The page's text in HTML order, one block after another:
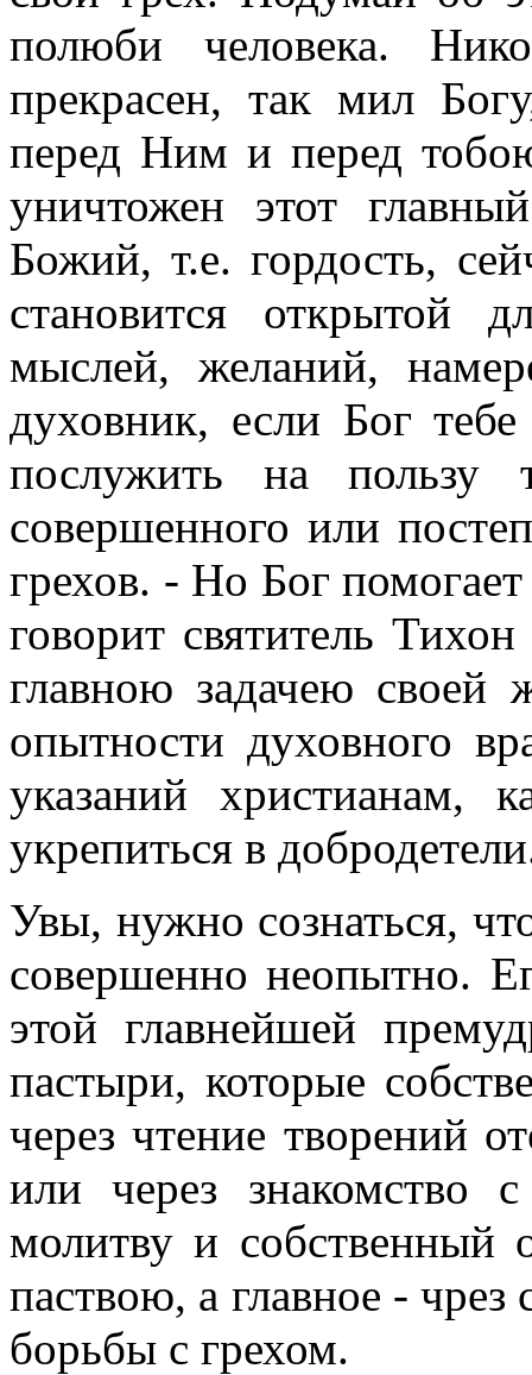
полюби человека.
прекрасен, так мил
перед Ним и перед
уничтожен этот
Божий, т.е. гордость,
становится открытой
мыслей, желаний,
духовник, если Бог
послужить на пользу
совершенного или
грехов. - Но Бог
говорит святитель
главною задачею своей
опытности духовного
указаний христианам,
укрепиться в
Увы, нужно сознаться,
совершенно неопытно.
этой главнейшей
пастыри, которые
через чтение творений
или через знакомство
молитву и
паствою, а главное -
борьбы с грехом.